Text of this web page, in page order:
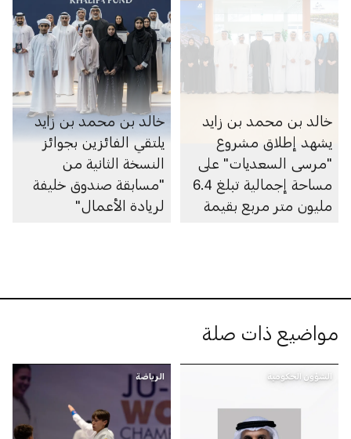
خالد بن محمد بن زايد
يشهد إطلاق مشروع
"مرسى السعديات" على
مساحة إجمالية تبلغ 6.4
مليون متر مربع بقيمة
خالد بن محمد بن زايد
يلتقي الفائزين بجوائز
النسخة الثانية من
"مسابقة صندوق خليفة
لريادة الأعمال"
مواضيع ذات صلة
الشؤون الحكومية الرياضة